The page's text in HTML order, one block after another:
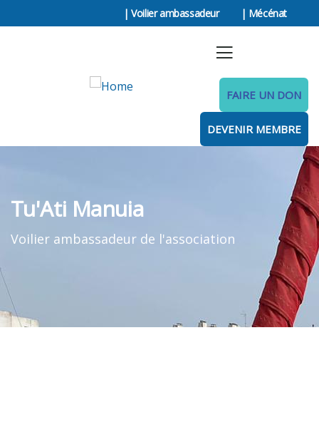
| Voilier ambassadeur | Mécénat
FAIRE UN DON
DEVENIR MEMBRE
Tu'Ati Manuia
Voilier ambassadeur de l'association